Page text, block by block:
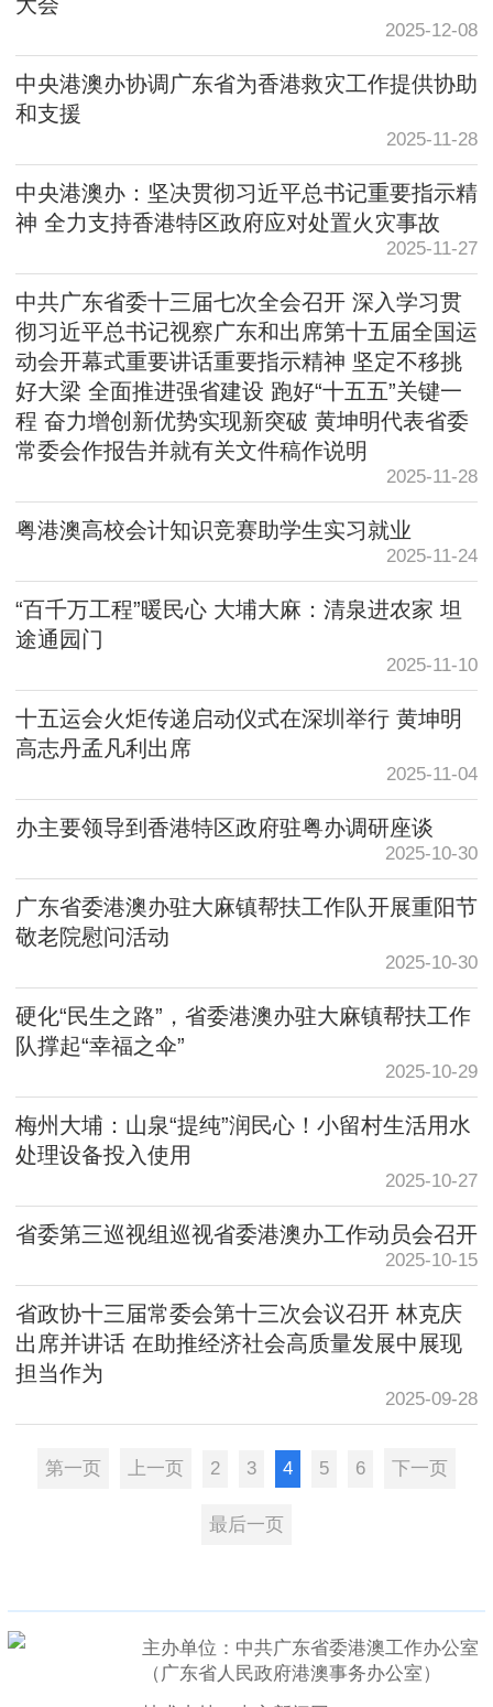
2025-12-08
中央港澳办协调广东省为香港救灾工作提供协助
和支援
2025-11-28
中央港澳办：坚决贯彻习近平总书记重要指示精
神 全力支持香港特区政府应对处置火灾事故
2025-11-27
中共广东省委十三届七次全会召开 深入学习贯
彻习近平总书记视察广东和出席第十五届全国运
动会开幕式重要讲话重要指示精神 坚定不移挑
好大梁 全面推进强省建设 跑好“十五五”关键一
程 奋力增创新优势实现新突破 黄坤明代表省委
常委会作报告并就有关文件稿作说明
2025-11-28
粤港澳高校会计知识竞赛助学生实习就业
2025-11-24
“百千万工程”暖民心 大埔大麻：清泉进农家 坦
途通园门
2025-11-10
十五运会火炬传递启动仪式在深圳举行 黄坤明
高志丹孟凡利出席
2025-11-04
办主要领导到香港特区政府驻粤办调研座谈
2025-10-30
广东省委港澳办驻大麻镇帮扶工作队开展重阳节
敬老院慰问活动
2025-10-30
硬化“民生之路”，省委港澳办驻大麻镇帮扶工作
队撑起“幸福之伞”
2025-10-29
梅州大埔：山泉“提纯”润民心！小留村生活用水
处理设备投入使用
2025-10-27
省委第三巡视组巡视省委港澳办工作动员会召开
2025-10-15
省政协十三届常委会第十三次会议召开 林克庆
出席并讲话 在助推经济社会高质量发展中展现
担当作为
2025-09-28
第一页 上一页 2 3 4 5 6 下一页
最后一页
主办单位：中共广东省委港澳工作办公室
（广东省人民政府港澳事务办公室）